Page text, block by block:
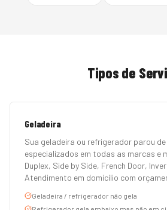
Tipos de
Geladeira
Sua geladeira ou refrigerador parou
especializados em todas as marcas e
Duplex, Side by Side, French Door,
Atendimento em domicílio com
Geladeira / refrigerador não gela